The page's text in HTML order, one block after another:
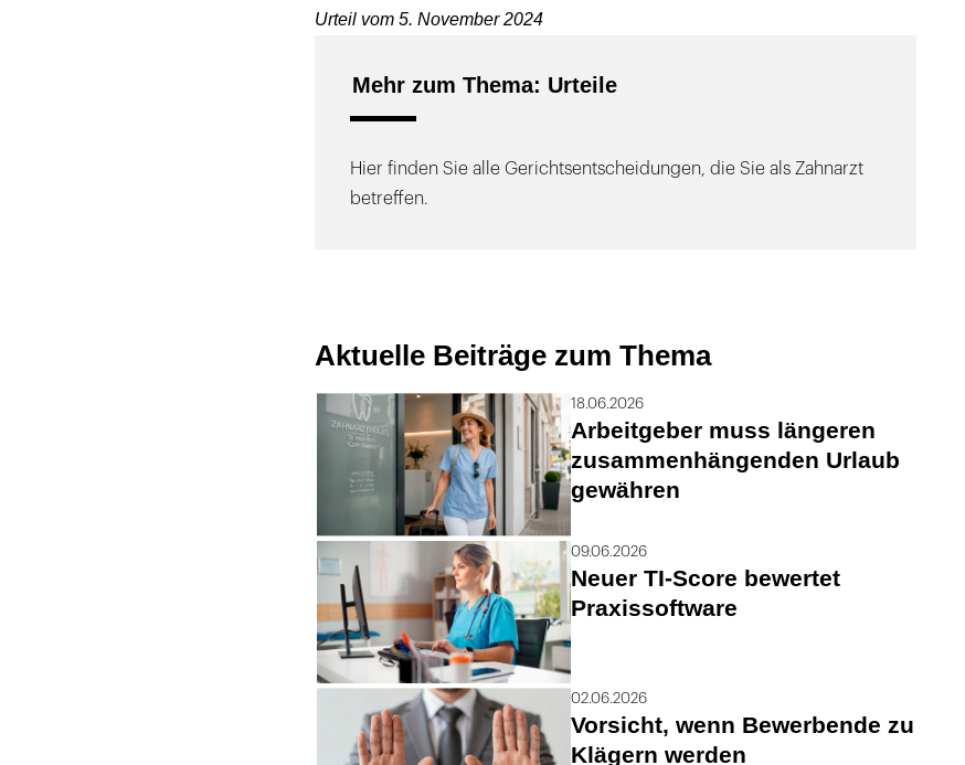
Urteil vom 5. November 2024
Mehr zum Thema: Urteile
Hier finden Sie alle Gerichtsentscheidungen, die Sie als Zahnarzt
betreffen.
Aktuelle Beiträge zum Thema
18.06.2026
Arbeitgeber muss längeren
zusammenhängenden Urlaub
gewähren
09.06.2026
Neuer TI-Score bewertet
Praxissoftware
02.06.2026
Vorsicht, wenn Bewerbende zu
Klägern werden